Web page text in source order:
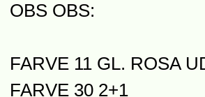
OBS OBS:
FARVE 11 GL. ROSA
FARVE 30 2+1